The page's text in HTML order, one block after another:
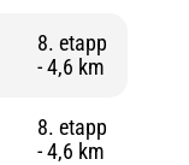
8. etapp
- 4,6 km
8. etapp
- 4,6 km